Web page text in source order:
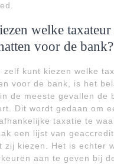
welke
voor de bank?
zelf kunt kiezen welke
voor de bank, is het
de meeste gevallen de
Dit wordt gedaan om
taxatie te
een lijst van
zij kiezen. Het is echter
aan te geven bij